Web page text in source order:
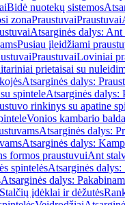
Bidė nuotekų sistemos
zonaPraustuvaiPraustuvai
Atsarginės dalys:
Pusiau įleidžiami
PraustuvaiLoviniai
prietaisai su
Atsarginės dalys:
spinteleAtsarginės dalys:
rinkinys su apatine
Vonios kambario
Atsarginės dalys:
Atsarginės dalys:
formos praustuvuiAnt
spintelėsAtsarginės dalys:
Atsarginės dalys:
Stalčių įdėklai ir dėžutės